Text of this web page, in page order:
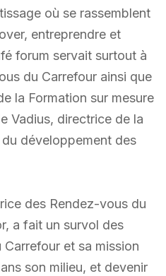
où se rassemblent
entreprendre et
forum servait surtout à
du Carrefour ainsi que
la Formation sur mesure
Vadius, directrice de la
développement des
des Rendez-vous du
a fait un survol des
et sa mission
son milieu, et devenir